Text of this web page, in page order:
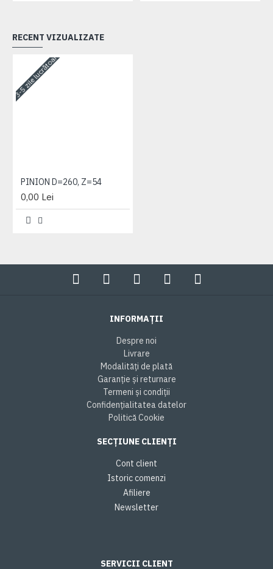
RECENT VIZUALIZATE
3-5 zile lucrătoare
PINION D=260, Z=54
0,00 Lei
INFORMAȚII
Despre noi
Livrare
Modalități de plată
Garanție și returnare
Termeni și condiții
Confidențialitatea datelor
Politică Cookie
SECȚIUNE CLIENȚI
Cont client
Istoric comenzi
Afiliere
Newsletter
SERVICII CLIENT